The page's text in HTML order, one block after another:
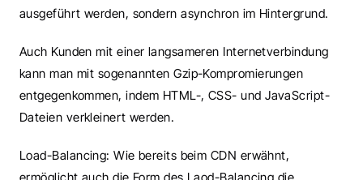
ausgeführt werden, sondern asynchron im Hintergrund.
Auch Kunden mit einer langsameren Internetverbindung
kann man mit sogenannten Gzip-Kompromierungen
entgegenkommen, indem HTML-, CSS- und JavaScript-
Dateien verkleinert werden.
Load-Balancing: Wie bereits beim CDN erwähnt,